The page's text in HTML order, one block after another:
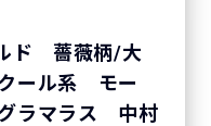
ド 薔薇柄/大
ール系 モー
ラマラス 中村